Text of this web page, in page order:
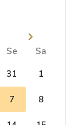
Se
Sa
31 1
7 8